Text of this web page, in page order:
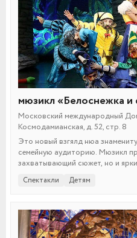
мюзикл «Белоснежка и
Московский международный
Космодамианская, д. 52, стр. 8
Это новый взгялд нюа
семейную аудиторию. Мюзикл
захватывающий сюжет, но и
невероятные костюмы.
Спектакли Детям